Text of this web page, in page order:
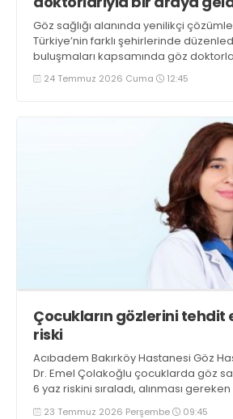
Göz sağlığı alanında yenilikçi
Türkiye’nin farklı şehirlerinde
buluşmaları kapsamında göz
geldi
24 Temmuz 2026 Cuma 12:45
Çocukların gözlerini tehdit
riski
Acıbadem Bakırköy Hastanesi Göz
Dr. Emel Çolakoğlu çocuklarda göz
6 yaz riskini sıraladı, alınması
önemli uyarılar ve önerilerde bulundu
23 Temmuz 2026 Perşembe 09:45